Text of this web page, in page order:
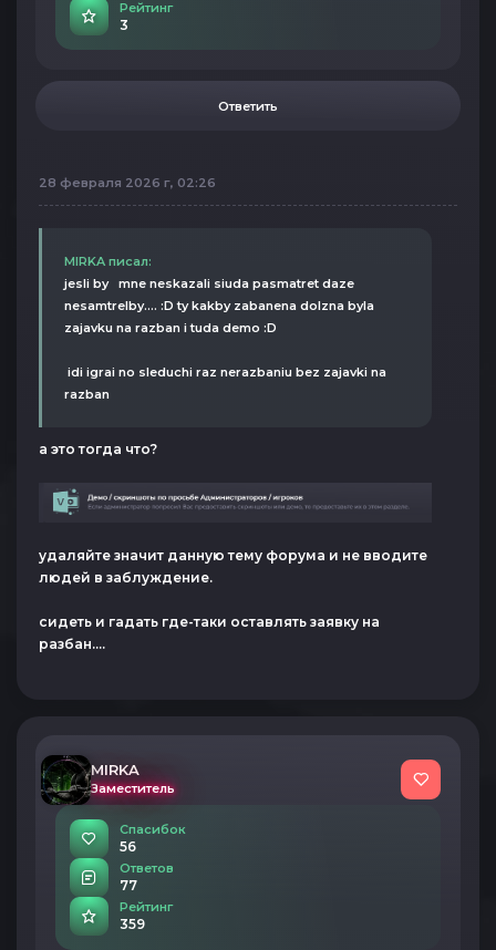
Рейтинг
3
Ответить
28 февраля 2026 г, 02:26
MIRKA писал:
jesli by mne neskazali siuda pasmatret daze
nesamtrelby.... :D ty kakby zabanena dolzna byla
zajavku na razban i tuda demo :D
idi igrai no sleduchi raz nerazbaniu bez zajavki na
razban
а это тогда что?
удаляйте значит данную тему форума и не вводите
людей в заблуждение.
сидеть и гадать где-таки оставлять заявку на
разбан....
MIRKA
Заместитель
Спасибок
56
Ответов
77
Рейтинг
359